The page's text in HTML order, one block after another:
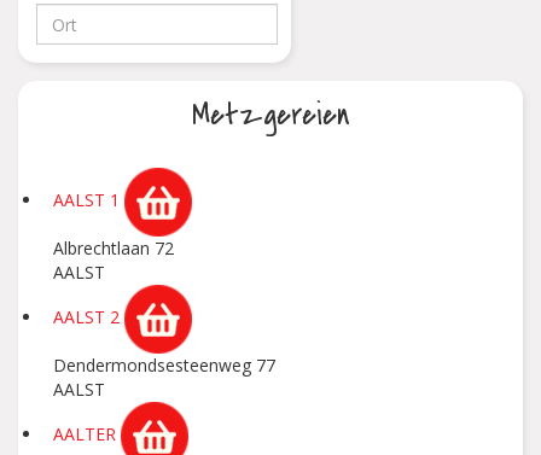
Metzgereien
AALST 1
Albrechtlaan 72
AALST
AALST 2
Dendermondsesteenweg 77
AALST
AALTER